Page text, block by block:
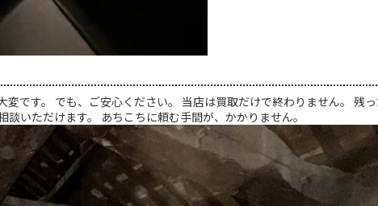
です。 でも、ご安心ください。 当店は買取だけで終わりません。 残
いただけます。 あちこちに頼む手間が、かかりません。